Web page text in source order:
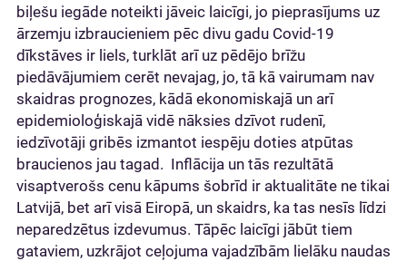
biļešu iegāde noteikti jāveic laicīgi, jo pieprasījums uz
ārzemju izbraucieniem pēc divu gadu Covid-19
dīkstāves ir liels, turklāt arī uz pēdējo brīžu
piedāvājumiem cerēt nevajag, jo, tā kā vairumam nav
skaidras prognozes, kādā ekonomiskajā un arī
epidemioloģiskajā vidē nāksies dzīvot rudenī,
iedzīvotāji gribēs izmantot iespēju doties atpūtas
braucienos jau tagad. Inflācija un tās rezultātā
visaptverošs cenu kāpums šobrīd ir aktualitāte ne tikai
Latvijā, bet arī visā Eiropā, un skaidrs, ka tas nesīs līdzi
neparedzētus izdevumus. Tāpēc laicīgi jābūt tiem
gataviem, uzkrājot ceļojuma vajadzībām lielāku naudas